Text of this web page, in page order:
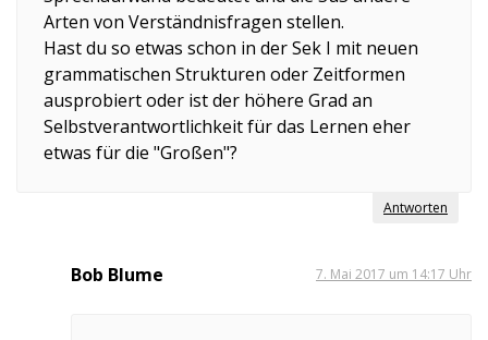
Arten von Verständnisfragen stellen.
Hast du so etwas schon in der Sek I mit neuen
grammatischen Strukturen oder Zeitformen
ausprobiert oder ist der höhere Grad an
Selbstverantwortlichkeit für das Lernen eher
etwas für die "Großen"?
Antworten
Bob Blume 7. Mai 2017 um 14:17 Uhr